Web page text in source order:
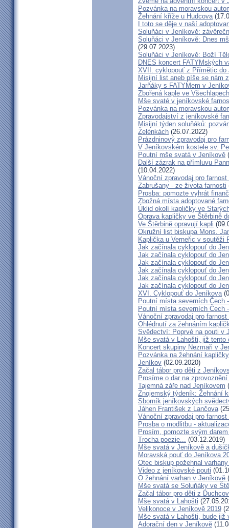
Pozvánka na moravskou
Žehnání kříže u Hudcova
I toto se děje v naší
Soluňáci v Jeníkově:
Soluňáci v Jeníkově: Dnes
(29.07.2023)
Soluňáci v Jeníkově: Boží
DNES koncert FATYMských
XVII. cyklopouť z Přímětic do
Misijní list aneb píše se nám
Jarňáky s FATYMem v
Zbořená kaple ve
Mše svaté v jeníkovské
Pozvánka na moravskou
Zpravodajství z jeníkovské
Misijní týden soluňáků:
Želénkách (26.07.2022)
Prázdninový zpravodaj pro
V Jeníkovském kostele sv.
Poutní mše svatá v Jeníkově
Další zázrak na přímluvu
(10.04.2022)
Vánoční zpravodaj pro
Zabrušany - ze života farnosti
Prosba: pomozte vyhrát
Zbožná místa adoptované
Úklid okolí kapličky ve
Oprava kapličky ve Štěrbině
Ve Štěrbině opravují kapli
Okružní list biskupa Mons.
Kaplička u Verneřic v soutěži
Jak začínala cyklopouť do
Jak začínala cyklopouť do
Jak začínala cyklopouť do
Jak začínala cyklopouť do
Jak začínala cyklopouť do
Jak začínala cyklopouť do
XVI. Cyklopouť do Jeníkova
Poutní místa severních Čech
Poutní místa severních Čech
Vánoční zpravodaj pro
Ohlédnutí za žehnáním
Svědectví: Poprvé na pouti v
Mše svatá v Lahošti, již tento
Koncert skupiny Nezmaři v
Pozvánka na žehnání
Jeníkov (02.09.2020)
Začal tábor pro děti z
Prosíme o dar na
Tajemná záře nad Jeníkovem
Znojemský týdeník: Žehnání
Sborník jeníkovských
Jáhen František z Lančova
Vánoční zpravodaj pro
Prosba o modlitbu -
Prosím, pomozte svým
Trocha poezie... (03.12.2019)
Mše svatá v Jeníkově a
Moravská pouť do Jeníkova
Otec biskup požehnal
Video z jeníkovské pouti
O žehnání varhan v Jeníkově
Mše svatá se Soluňáky ve
Začal tábor pro děti z
Mše svatá v Lahošti
Velikonoce v Jeníkově 2019
Mše svatá v Lahošti, bude již
Adorační den v Jeníkově